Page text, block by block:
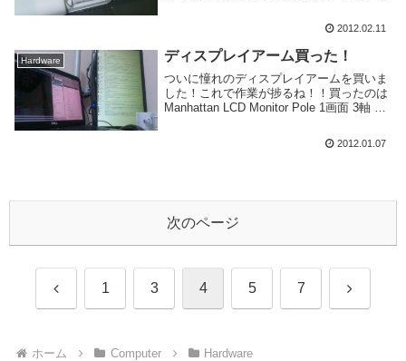
す。と思ったけどAmazonのほうが安いね
やっぱり。んでさっそく箱○コントローラ
に入れて...
2012.02.11
Hardware ディスプレイアーム買った！
ついに憧れのディスプレイアームを買いま
した！これで作業が捗るね！！買ったのは
Manhattan LCD Monitor Pole 1画面 3軸 と
た。ディスプレイアームにしては安価です
2012.01.07
次のページ
前 1 3 4 5 7 次
ホーム Computer Hardware